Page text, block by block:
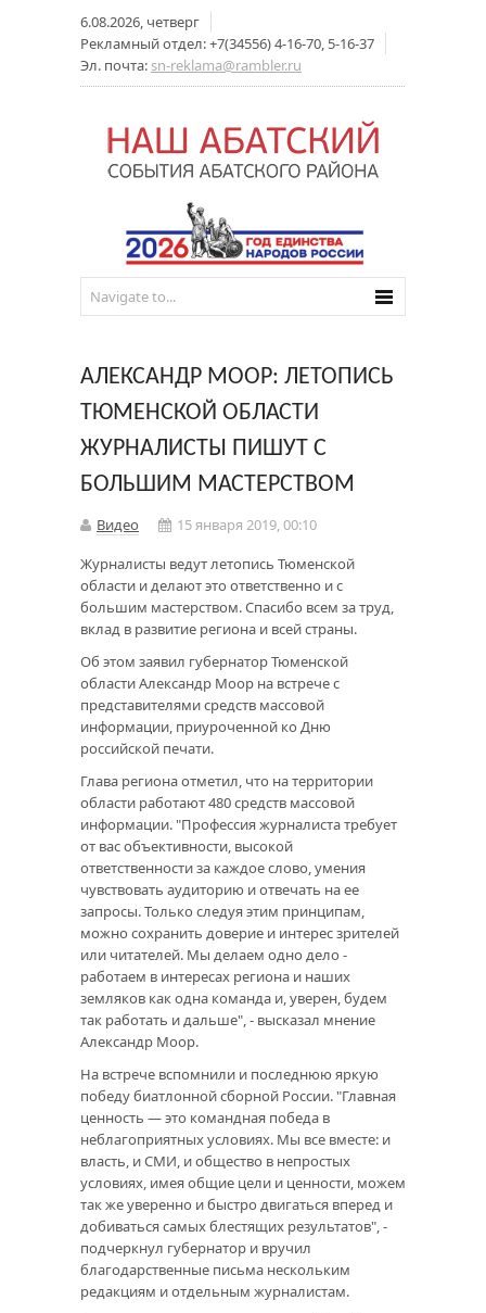
6.08.2026, четверг
Рекламный отдел: +7(34556) 4-16-70, 5-16-37
Эл. почта: sn-reklama@rambler.ru
АЛЕКСАНДР МООР: ЛЕТОПИСЬ
ТЮМЕНСКОЙ ОБЛАСТИ
ЖУРНАЛИСТЫ ПИШУТ С
БОЛЬШИМ МАСТЕРСТВОМ
Видео
15 января 2019, 00:10
Журналисты ведут летопись Тюменской
области и делают это ответственно и с
большим мастерством. Спасибо всем за труд,
вклад в развитие региона и всей страны.
Об этом заявил губернатор Тюменской
области Александр Моор на встрече с
представителями средств массовой
информации, приуроченной ко Дню
российской печати.
Глава региона отметил, что на территории
области работают 480 средств массовой
информации. "Профессия журналиста требует
от вас объективности, высокой
ответственности за каждое слово, умения
чувствовать аудиторию и отвечать на ее
запросы. Только следуя этим принципам,
можно сохранить доверие и интерес зрителей
или читателей. Мы делаем одно дело -
работаем в интересах региона и наших
земляков как одна команда и, уверен, будем
так работать и дальше", - высказал мнение
Александр Моор.
На встрече вспомнили и последнюю яркую
победу биатлонной сборной России. "Главная
ценность — это командная победа в
неблагоприятных условиях. Мы все вместе: и
власть, и СМИ, и общество в непростых
условиях, имея общие цели и ценности, можем
так же уверенно и быстро двигаться вперед и
добиваться самых блестящих результатов", -
подчеркнул губернатор и вручил
благодарственные письма нескольким
редакциям и отдельным журналистам.